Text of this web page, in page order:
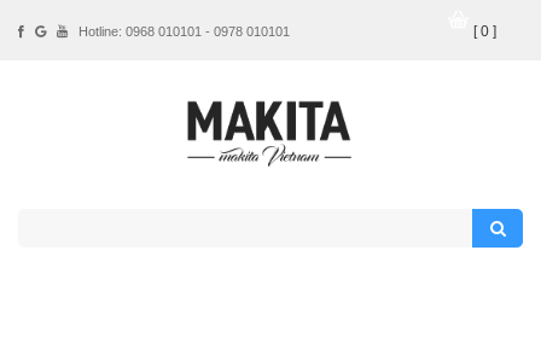
Hotline: 0968 010101 - 0978 010101 [ 0 ]